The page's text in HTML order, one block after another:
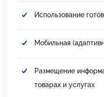
Использование
Мобильная
Размещение
товарах и услугах